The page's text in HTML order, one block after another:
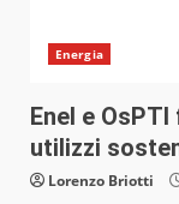
Energia
Enel e
utilizzi
Lorenzo Briotti